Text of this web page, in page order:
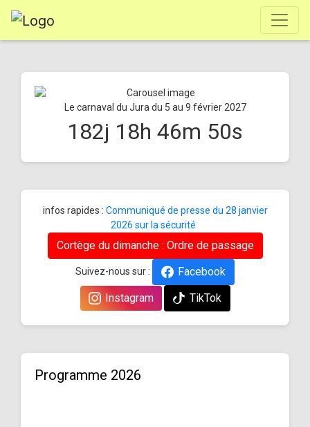
Le carnaval du Jura du 5 au 9 février 2027
182j 18h 46m 50s
infos rapides : Communiqué de presse du 28 janvier
2026 sur la sécurité
Cortège du dimanche : Ordre de passage
Suivez-nous sur :
Facebook
Instagram
TikTok
Programme 2026